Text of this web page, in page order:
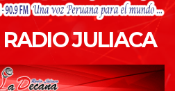
JULIACA